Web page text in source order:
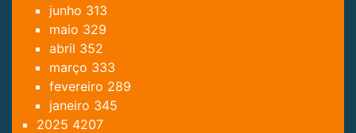
junho 313
maio 329
abril 352
março 333
fevereiro 289
janeiro 345
2025 4207